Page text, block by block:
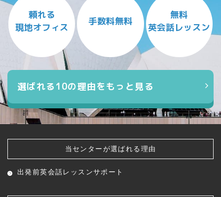
頼れる
現地オフィス
手数料無料
無料
英会話レッスン
選ばれる10の理由をもっと見る
当センターが選ばれる理由
出発前英会話レッスンサポート